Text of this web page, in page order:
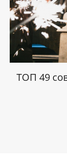
ТОП 49